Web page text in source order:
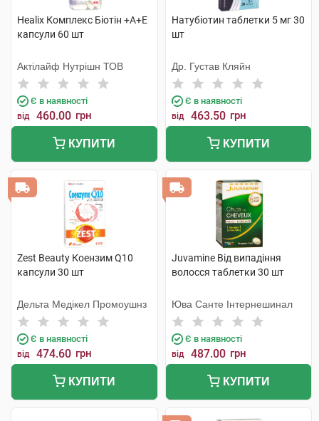
Healix Комплекс Біотін +А+Е
капсули 60 шт
Актілайф Нутрішн ТОВ
Є в наявності
від 460.00 грн
КУПИТИ
Натубіотин таблетки 5 мг 30
шт
Др. Густав Кляйн
Є в наявності
від 463.50 грн
КУПИТИ
Zest Beauty Коензим Q10
капсули 30 шт
Дельта Медікел Промоушнз
Є в наявності
від 474.60 грн
КУПИТИ
Juvamine Від випадіння
волосся таблетки 30 шт
Юва Санте Інтернешинал
Є в наявності
від 487.00 грн
КУПИТИ